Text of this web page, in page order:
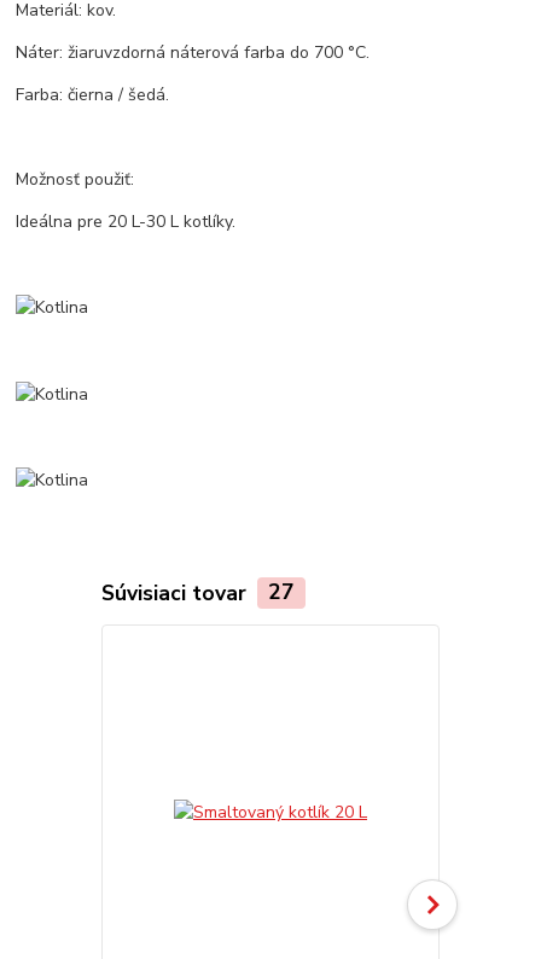
Materiál: kov.
Náter: žiaruvzdorná náterová farba do 700 °C.
Farba: čierna / šedá.
Možnosť použiť:
Ideálna pre 20 L-30 L kotlíky.
Súvisiaci tovar 27